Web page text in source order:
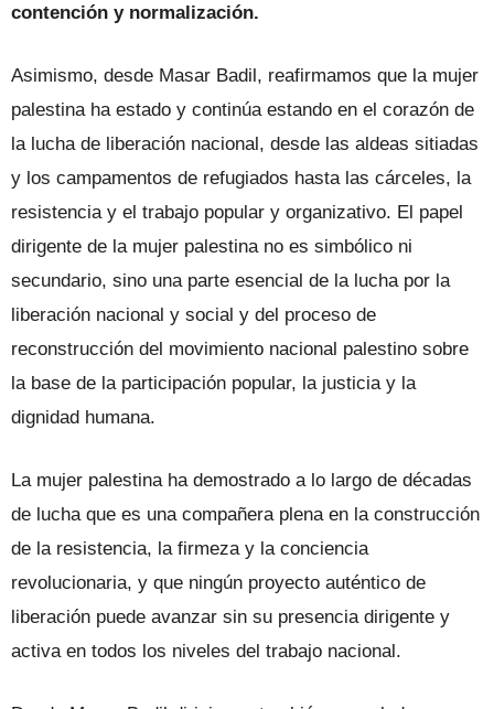
contención y normalización.
Asimismo, desde Masar Badil, reafirmamos que la mujer
palestina ha estado y continúa estando en el corazón de
la lucha de liberación nacional, desde las aldeas sitiadas
y los campamentos de refugiados hasta las cárceles, la
resistencia y el trabajo popular y organizativo. El papel
dirigente de la mujer palestina no es simbólico ni
secundario, sino una parte esencial de la lucha por la
liberación nacional y social y del proceso de
reconstrucción del movimiento nacional palestino sobre
la base de la participación popular, la justicia y la
dignidad humana.
La mujer palestina ha demostrado a lo largo de décadas
de lucha que es una compañera plena en la construcción
de la resistencia, la firmeza y la conciencia
revolucionaria, y que ningún proyecto auténtico de
liberación puede avanzar sin su presencia dirigente y
activa en todos los niveles del trabajo nacional.